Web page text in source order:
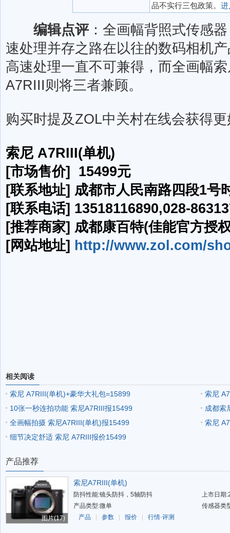
品不实行三包政策。 进
编辑点评：全画幅背照式传感
速处理并存之路在以往的数码相机
高速处理一直不可兼得，而全画幅
A7RIII则将三者兼顾。
购买时提及ZOL中关村在线会获得
索尼 A7RIII(单机)
[市场售价] 15499元
[联系地址] 成都市人民南路四段1号
[联系电话] 13518116890,028-
[推荐商家] 成都康百特(佳能官方授
[网站地址] http://www.zol.com/
相关阅读
索尼 A7RIII(单机)+豪华大礼包=15899
10张一秒连拍功能 索尼A7RIII报15499
全画幅拍摄 索尼A7RIII(单机)报15499
细节决定舒适 索尼 A7RIII报价15499
索尼
成都索
索尼
产品推荐
图片(17)
索尼A7RIII(单机)
防抖性能:镜头防抖，5轴防抖
上市日期
产品类型:微单
传感器类
产品
参数 报价 行情·评测